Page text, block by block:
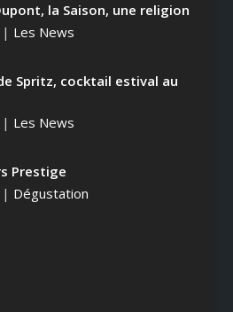
la Saison, une religion
| Les News
Spritz, cocktail estival au
| Les News
Prestige
| Dégustation